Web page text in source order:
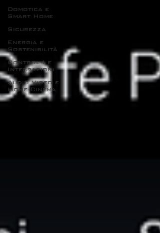
Domotica e
Smart Home
Sicurezza
Energia e
Sostenibilità
Control4 e
Integrazioni
Audio Video e
Home Cinema